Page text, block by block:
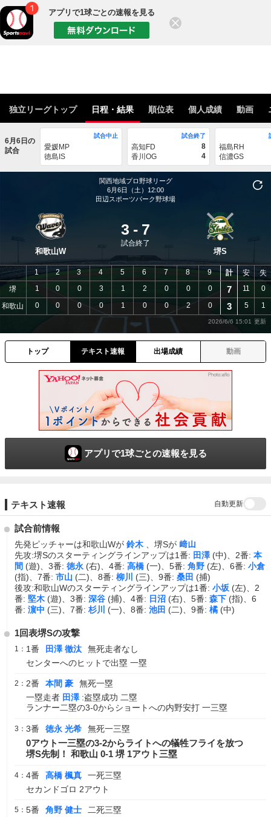
アプリで1球ごとの速報を見る
独立リーグトップ 日程・結果 順位表 個人成績 動画
6月6日の
試合
試合中止
愛媛MP
徳島IS
試合終了
高知FD
8
香川OG
4
福島RH
信濃GS
関西地域プロ野球リーグ
6月6日（土）12:00
田辺スポーツパーク野球場
和歌山W
3 - 7
試合終了
堺S
堺
和歌山
1 2 3 4 5 6 7 8
9
1
0 0 3 1 2 0 0
0
0
0 0 0 1 0 0 2 0
計 安 失
7 11 0
3 5 1
2026/6/6 15:01
トップ テキスト速報 出場成績 動画
アプリで1球ごとの速報を見る
テキスト速報 自動更新
試合前情報
先発ピッチャーは和歌山Wが 鈴木 、堺Sが 﨑山
先攻:堺Sのスターティングラインアップは1番: 田澤 (中)、2番: 本
間 (遊)、3番: 徳永 (右)、4番: 高橋 (一)、5番: 角野 (左)、6番: 小倉
(指)、7番: 市山 (二)、8番: 柳川 (三)、9番: 桑田 (捕)
後攻:和歌山Wのスターティングラインアップは1番: 小坂 (左)、2
番: 堅木 (遊)、3番: 深谷 (捕)、4番: 日沼 (右)、5番: 森下 (指)、6
番: 濵中 (三)、7番: 杉川 (一)、8番: 池田 (二)、9番: 橘 (中)
1回表堺Sの攻撃
1： 1番 田澤 徹汰
無死走者なし
センターへのヒットで出塁 一塁
2： 2番 本間 豪
無死一塁
一塁走者 田澤 :盗塁成功 二塁
ランナー二塁の3-0からショートへの内野安打 一三塁
3： 3番 徳永 光希 無死一三塁
0アウト一三塁の3-2からライトへの犠牲フライを放つ
堺S先制！ 和歌山 0-1 堺 1アウト三塁
4： 4番 高橋 楓真
一死三塁
セカンドゴロ 2アウト
5： 5番 角野 健士
二死三塁